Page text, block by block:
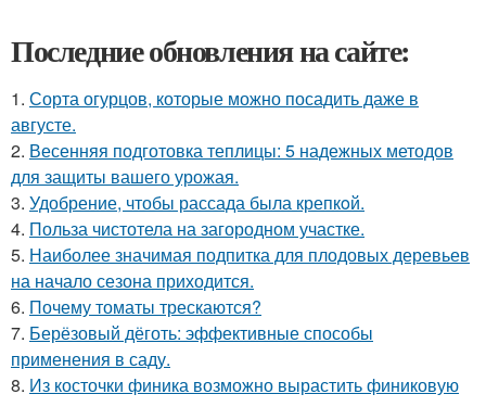
Последние обновления на сайте:
1. Сорта огурцов, которые можно посадить даже в
августе.
2. Весенняя подготовка теплицы: 5 надежных методов
для защиты вашего урожая.
3. Удобрение, чтобы рассада была крепкoй.
4. Польза чистотела на загородном участке.
5. Наиболее значимая подпитка для плодовых деревьев
на начало сезона приходится.
6. Почему томаты трескаются?
7. Берёзовый дёготь: эффективные способы
применения в саду.
8. Из косточки финика возможно вырастить финиковую